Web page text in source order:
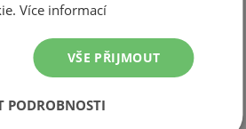
Více informací
VŠE PŘIJMOUT
PODROBNOSTI